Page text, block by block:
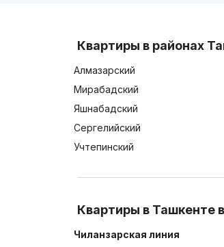
Квартиры в районах
Алмазарский
Мирабадский
Яшнабадский
Сергелийский
Учтепинский
Квартиры в Ташкенте
Чиланзарская линия